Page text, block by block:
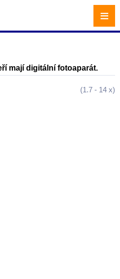
mají digitální fotoaparát.
(1.7 - 14 x)
≡